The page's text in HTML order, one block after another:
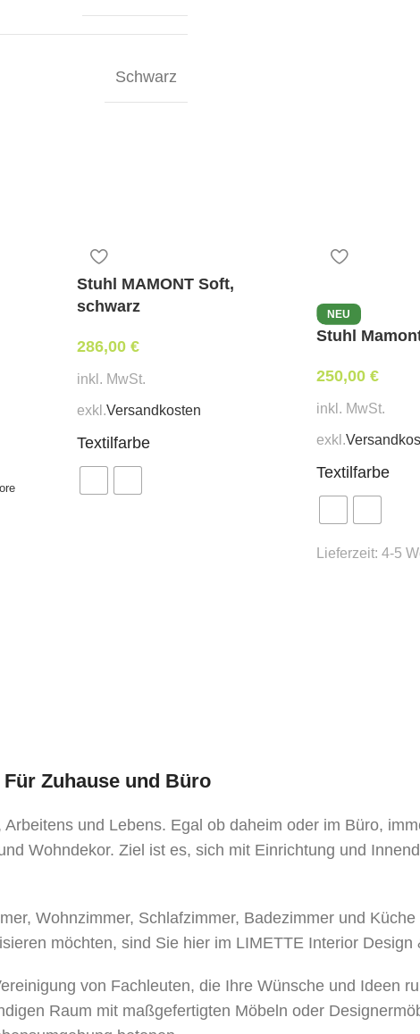
Schwarz
Stuhl MAMONT Soft,
schwarz
286,00 €
inkl. MwSt.
exkl.Versandkosten
Textilfarbe
NEU
Stuhl
250,00€
inkl. MwSt.
exkl.
Textilfarbe
Lieferzeit:4-5
Zuhause und Büro
und Lebens. Egal ob daheim oder im Büro,
Wohndekor. Ziel ist es, sich mit Einrichtung und
Wohnzimmer, Schlafzimmer, Badezimmer und
möchten, sind Sie hier im LIMETTE Interior
von Fachleuten, die Ihre Wünsche und Ideen
Raum mit maßgefertigten Möbeln oder